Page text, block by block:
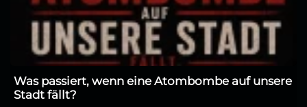
Was passiert, wenn eine Atombombe auf unsere
Stadt fällt?